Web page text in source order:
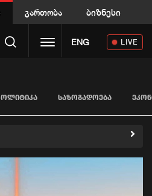
გართობა ბიზნესი
Toggle navigation
ENG LIVE
ᲡᲐᲖᲝᲒᲐᲓᲝᲔᲑᲐ